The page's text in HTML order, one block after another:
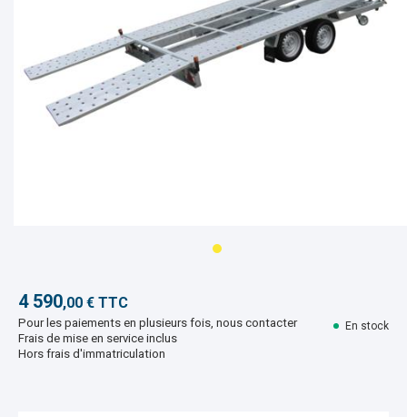
4 590,00 € TTC
Pour les paiements en plusieurs fois, nous contacter
Frais de mise en service inclus
Hors frais d'immatriculation
En stock